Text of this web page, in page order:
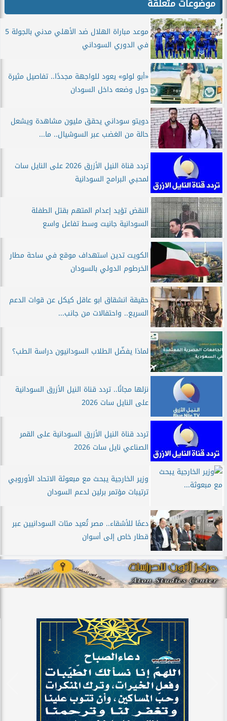
موعد مباراة الهلال ضد الأهلي مدني بالجولة 5
في الدوري السوداني
«أبو لولو» يعود للواجهة مجددًا.. تفاصيل مثيرة
حول وضعه داخل السودان
دويتو سوداني يحقق مليون مشاهدة ويشعل
حالة من الغضب عبر السوشيال.. ما...
تردد قناة النيل الأزرق 2026 على النايل سات
لمحبي البرامج السودانية
النقض تؤيد إعدام المتهم بقتل الطفلة
السودانية جانيت وسط تفاعل واسع
الكويت تدين استهداف موقع في ساحة مطار
الخرطوم الدولي بالسودان
حقيقة انشقاق ابو عاقل كيكل عن قوات الدعم
السريع.. واحتفالات من جانب...
لماذا يفضّل الطلاب السودانيون دراسة الطب؟
نزلها مجانًا.. تردد قناة النيل الأزرق السودانية
على النايل سات 2026
تردد قناة النيل الأزرق السودانية على القمر
الصناعي نايل سات 2026
وزير الخارجية يبحث مع مبعوثة الاتحاد الأوروبي
ترتيبات مؤتمر برلين لدعم السودان
دعمًا للأشقاء.. مصر تُعيد مئات السودانيين عبر
قطار خاص إلى أسوان